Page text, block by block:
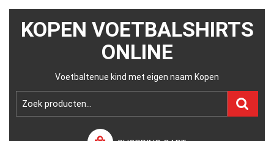
KOPEN VOETBALSHIRTS
ONLINE
Voetbaltenue kind met eigen naam Kopen